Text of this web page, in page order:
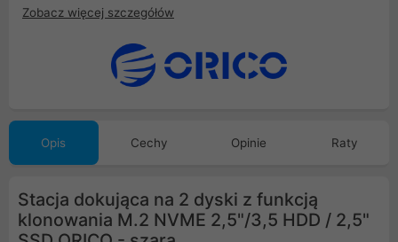
Zobacz więcej szczegółów
Opis Cechy Opinie Raty
Stacja dokująca na 2 dyski z funkcją
klonowania M.2 NVME 2,5"/3,5 HDD / 2,5"